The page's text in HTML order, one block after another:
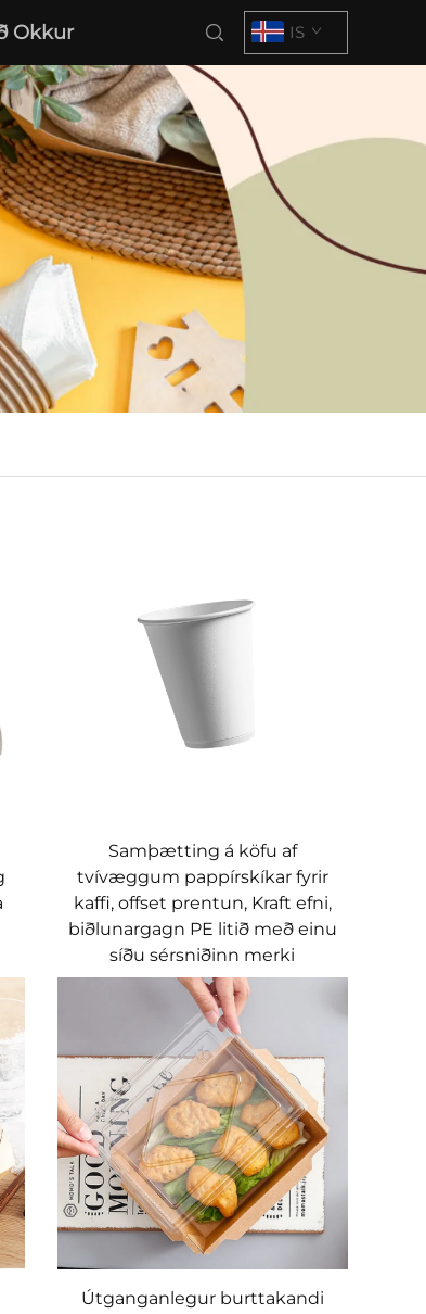
Okkur IS
Samþætting á köfu af
tvívæggum pappírskíkar fyrir
kaffi, offset prentun, Kraft efni,
biðlunargagn PE litið með einu
síðu sérsniðinn merki
Útganganlegur burttakandi